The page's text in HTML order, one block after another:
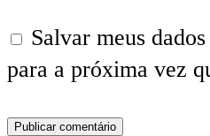
Salvar meus
para a próxima vez